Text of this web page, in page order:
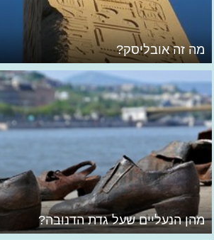
מה זה אובליסק?
מהן הנעליים שעל גדת הדנובה?